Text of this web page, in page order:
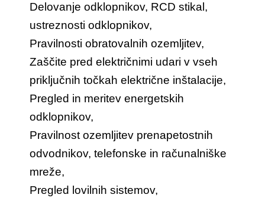
Delovanje odklopnikov, RCD stikal,
ustreznosti odklopnikov,
Pravilnosti obratovalnih ozemljitev,
Zaščite pred električnimi udari v vseh
priključnih točkah električne inštalacije,
Pregled in meritev energetskih
odklopnikov,
Pravilnost ozemljitev prenapetostnih
odvodnikov, telefonske in računalniške
mreže,
Pregled lovilnih sistemov,